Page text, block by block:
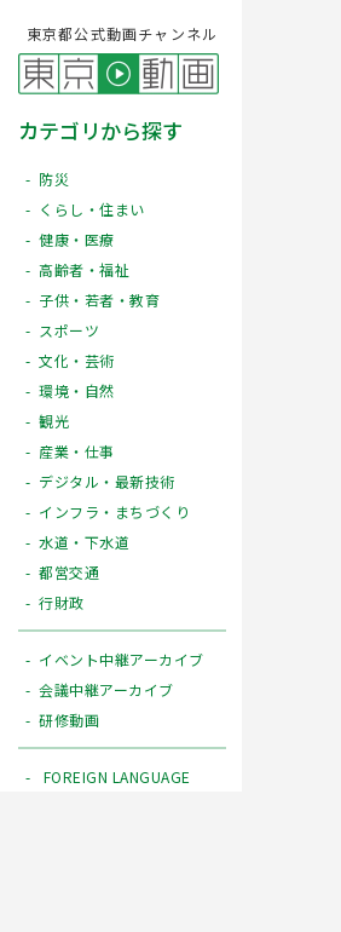
東京都公式動画チャンネル
カテゴリから探す
防災
くらし・住まい
健康・医療
高齢者・福祉
子供・若者・教育
スポーツ
文化・芸術
環境・自然
観光
産業・仕事
デジタル・最新技術
インフラ・まちづくり
水道・下水道
都営交通
行財政
イベント中継アーカイブ
会議中継アーカイブ
研修動画
FOREIGN LANGUAGE